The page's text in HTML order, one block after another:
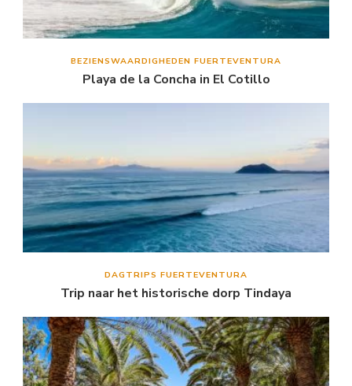
BEZIENSWAARDIGHEDEN FUERTEVENTURA
Playa de la Concha in El Cotillo
DAGTRIPS FUERTEVENTURA
Trip naar het historische dorp Tindaya